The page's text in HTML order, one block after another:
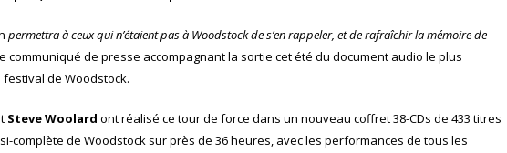
permettra à ceux qui n’étaient pas à Woodstock de s’en rappeler, et de rafraîchir la mémoire de
communiqué de presse accompagnant la sortie cet été du document audio le plus
de Woodstock.
Steve Woolard ont réalisé ce tour de force dans un nouveau coffret 38-CDs de 433 titres
complète de Woodstock sur près de 36 heures, avec les performances de tous les